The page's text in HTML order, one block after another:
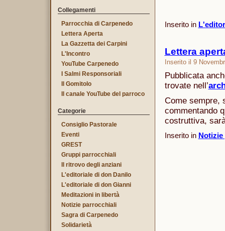
Inserito in
Lettera
Inserito il 9
Pubblicata
trovate nell’
Come sempre,
commentando
costruttiva,
Inserito in
Collegamenti
Parrocchia di Carpenedo
Lettera Aperta
La Gazzetta dei Carpini
L'Incontro
YouTube Carpenedo
I Salmi Responsoriali
Il Gomitolo
Il canale YouTube del parroco
Categorie
Consiglio Pastorale
Eventi
GREST
Gruppi parrocchiali
Il ritrovo degli anziani
L'editoriale di don Danilo
L'editoriale di don Gianni
Meditazioni in libertà
Notizie parrocchiali
Sagra di Carpenedo
Solidarietà